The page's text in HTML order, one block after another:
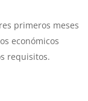
primeros meses
económicos
requisitos.